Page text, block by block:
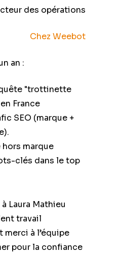
des opérations
Chez Weebot
an :
"trottinette
France
SEO (marque +
hors marque
clés dans le top
Laura Mathieu
travail
à l’équipe
pour la confiance